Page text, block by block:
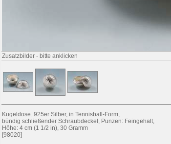
Zusatzbilder - bitte anklicken
Kugeldose. 925er Silber, in Tennisball-Form,
bündig schließender Schraubdeckel, Punzen: Feingehalt,
Höhe: 4 cm (1 1/2 in), 30 Gramm
[98020]